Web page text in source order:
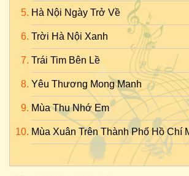
Hà Nội Ngày Trở Về
Trời Hà Nội Xanh
Trái Tim Bên Lề
Yêu Thương Mong Manh
Mùa Thu Nhớ Em
Mùa Xuân Trên Thành Phố Hồ Chí